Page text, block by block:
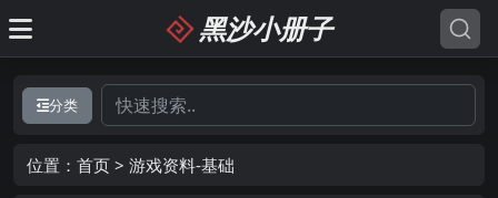
黑沙小册子
分类
位置： 首页 > 游戏资料-基础